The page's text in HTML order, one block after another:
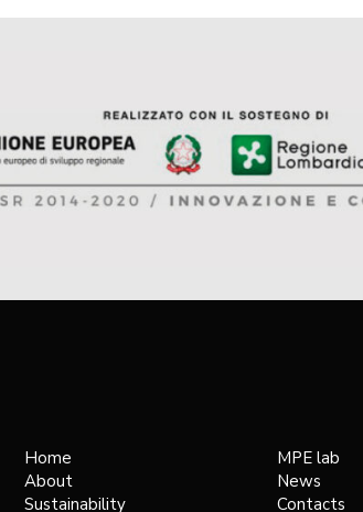
Home
About
Sustainability
MPE lab
News
Contacts